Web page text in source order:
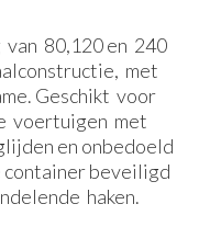
80,120 en 240
met
Geschikt voor
voertuigen met
en onbedoeld
beveiligd
haken.